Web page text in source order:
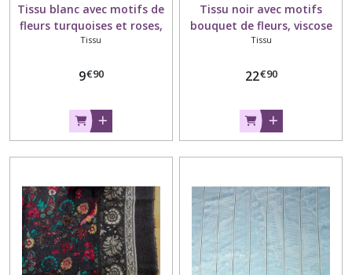
Tissu blanc avec motifs de
fleurs turquoises et roses,
arabesques, polyester, laize
Tissu
9€90
Tissu noir avec motifs
bouquet de fleurs, viscose
et acrylique, laize 140 cm.
Tissu
22€90
Afficher